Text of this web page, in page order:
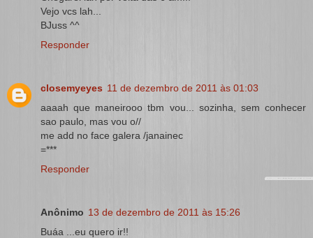
Vejo vcs lah...
BJuss ^^
Responder
closemyeyes 11 de dezembro de 2011 às 01:03
aaaah que maneirooo tbm vou... sozinha, sem conhecer
sao paulo, mas vou o//
me add no face galera /janainec
=***
Responder
Anônimo 13 de dezembro de 2011 às 15:26
Buáa ...eu quero ir!!